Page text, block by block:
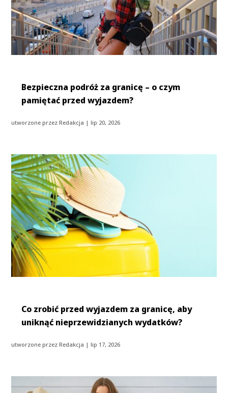
Bezpieczna podróż za granicę – o czym
pamiętać przed wyjazdem?
utworzone przezRedakcja |lip 20, 2026
Co zrobić przed wyjazdem za granicę, aby
uniknąć nieprzewidzianych wydatków?
utworzone przezRedakcja |lip 17, 2026